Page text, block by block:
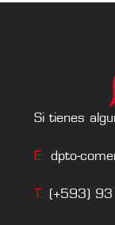
Si tienes
E. dpto-
T. (+593)